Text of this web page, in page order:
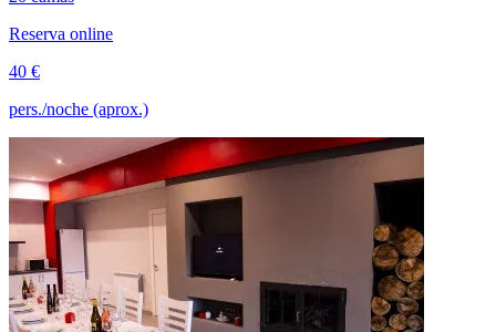
Reserva online
40 €
pers./noche (aprox.)